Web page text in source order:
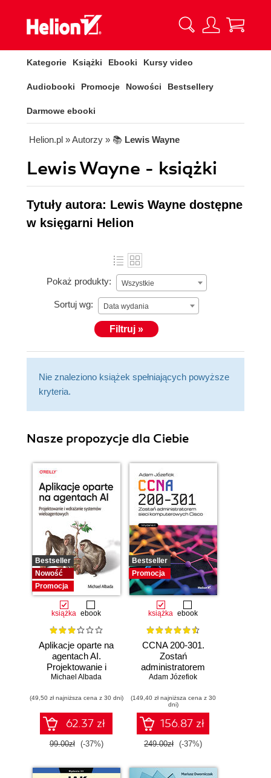
Kategorie Książki Ebooki Kursy video
Audiobooki Promocje Nowości Bestsellery
Darmowe ebooki
Helion.pl » Autorzy » 📚 Lewis Wayne
Lewis Wayne - książki
Tytuły autora: Lewis Wayne dostępne
w księgarni Helion
Pokaż produkty: Wszystkie
Sortuj wg: Data wydania
Filtruj »
Nie znaleziono książek spełniających powyższe
kryteria.
Nasze propozycje dla Ciebie
Bestseller
Nowość
Promocja
książka ebook
Aplikacje oparte na
agentach AI.
Projektowanie i
wdrażanie
wieloagentowych
Michael Albada
(49,50 zł najniższa cena z 30 dni)
62.37 zł
99.00zł (-37%)
Bestseller
Promocja
książka ebook
CCNA 200-301.
Zostań
administratorem
sieci
Cisco. Wydanie II
Adam Józefiok
(149,40 zł najniższa cena z 30
dni)
156.87 zł
249.00zł (-37%)